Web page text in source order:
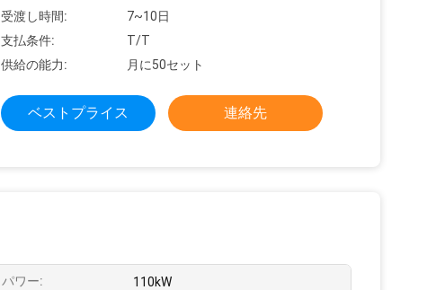
受渡し時間:
7~10日
支払条件:
T/T
供給の能力:
月に50セット
ベストプライス 連絡先
パワー: 110kW